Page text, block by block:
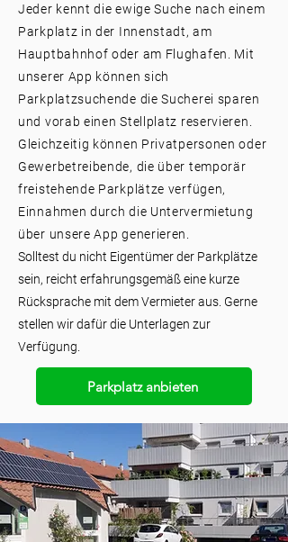
Jeder kennt die ewige Suche nach einem
Parkplatz in der Innenstadt, am
Hauptbahnhof oder am Flughafen. Mit
unserer App können sich
Parkplatzsuchende die Sucherei sparen
und vorab einen Stellplatz reservieren.
Gleichzeitig können Privatpersonen oder
Gewerbetreibende, die über temporär
freistehende Parkplätze verfügen,
Einnahmen durch die Untervermietung
über unsere App generieren.
Solltest du nicht Eigentümer der Parkplätze
sein, reicht erfahrungsgemäß eine kurze
Rücksprache mit dem Vermieter aus. Gerne
stellen wir dafür die Unterlagen zur
Verfügung.
Parkplatz anbieten